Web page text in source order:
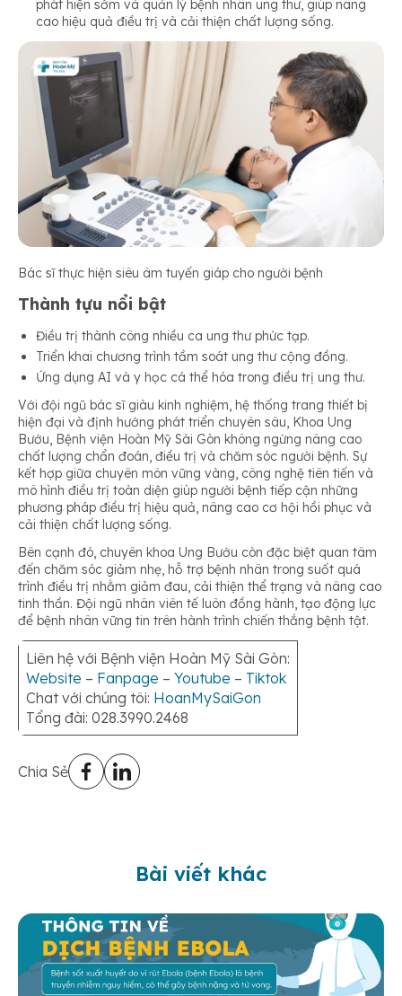
phát hiện sớm và quản lý bệnh nhân ung thư, giúp nâng
cao hiệu quả điều trị và cải thiện chất lượng sống.
Bác sĩ thực hiện siêu âm tuyến giáp cho người bệnh
Thành tựu nổi bật
Điều trị thành công nhiều ca ung thư phức tạp.
Triển khai chương trình tầm soát ung thư cộng đồng.
Ứng dụng AI và y học cá thể hóa trong điều trị ung thư.
Với đội ngũ bác sĩ giàu kinh nghiệm, hệ thống trang thiết bị
hiện đại và định hướng phát triển chuyên sâu, Khoa Ung
Bướu, Bệnh viện Hoàn Mỹ Sài Gòn không ngừng nâng cao
chất lượng chẩn đoán, điều trị và chăm sóc người bệnh. Sự
kết hợp giữa chuyên môn vững vàng, công nghệ tiên tiến và
mô hình điều trị toàn diện giúp người bệnh tiếp cận những
phương pháp điều trị hiệu quả, nâng cao cơ hội hồi phục và
cải thiện chất lượng sống.
Bên cạnh đó, chuyên khoa Ung Bướu còn đặc biệt quan tâm
đến chăm sóc giảm nhẹ, hỗ trợ bệnh nhân trong suốt quá
trình điều trị nhằm giảm đau, cải thiện thể trạng và nâng cao
tinh thần. Đội ngũ nhân viên tế luôn đồng hành, tạo động lực
để bệnh nhân vững tin trên hành trình chiến thắng bệnh tật.
Liên hệ với Bệnh viện Hoàn Mỹ Sài Gòn:
Website – Fanpage – Youtube – Tiktok
Chat với chúng tôi: HoanMySaiGon
Tổng đài: 028.3990.2468
Chia Sẻ
Bài viết khác